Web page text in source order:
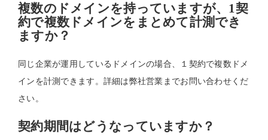
複数のドメインを持っていますが、1契
約で複数ドメインをまとめて計測でき
ますか？
同じ企業が運用しているドメインの場合、１契約で複数ドメ
インを計測できます。詳細は弊社営業までお問い合わせくだ
さい。
契約期間はどうなっていますか？